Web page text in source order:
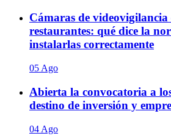
Cámaras de videovigilancia
restaurantes: qué dice la
instalarlas correctamente
05 Ago
Abierta la convocatoria a
destino de inversión y
04 Ago